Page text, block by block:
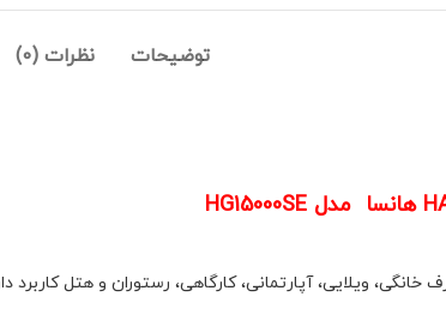
توضیحات نظرات (0)